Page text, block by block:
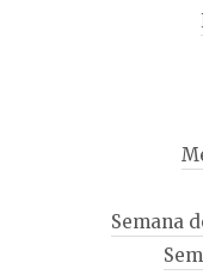
Semana